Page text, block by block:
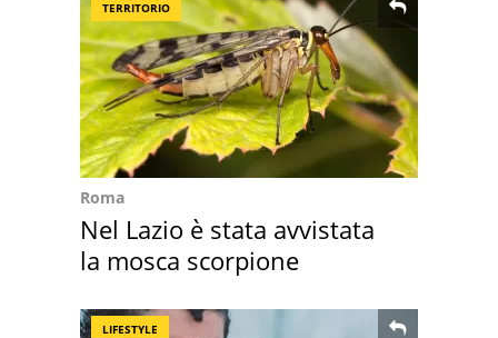
TERRITORIO
Roma
Nel Lazio è stata avvistata
la mosca scorpione
LIFESTYLE